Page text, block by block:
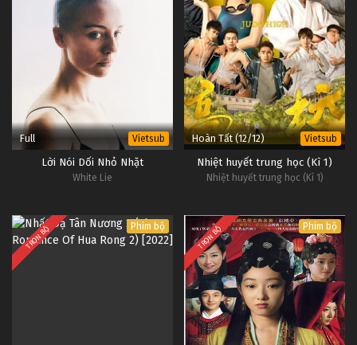
Full Vietsub
Lời Nói Dối Nhỏ Nhặt
White Lie
Hoàn Tất (12/12) Vietsub
Nhiệt huyết trung học (Kì 1)
Nhiệt huyết trung học (Kì 1)
TRỌN BỘ Phim bộ TRỌN BỘ Phim bộ